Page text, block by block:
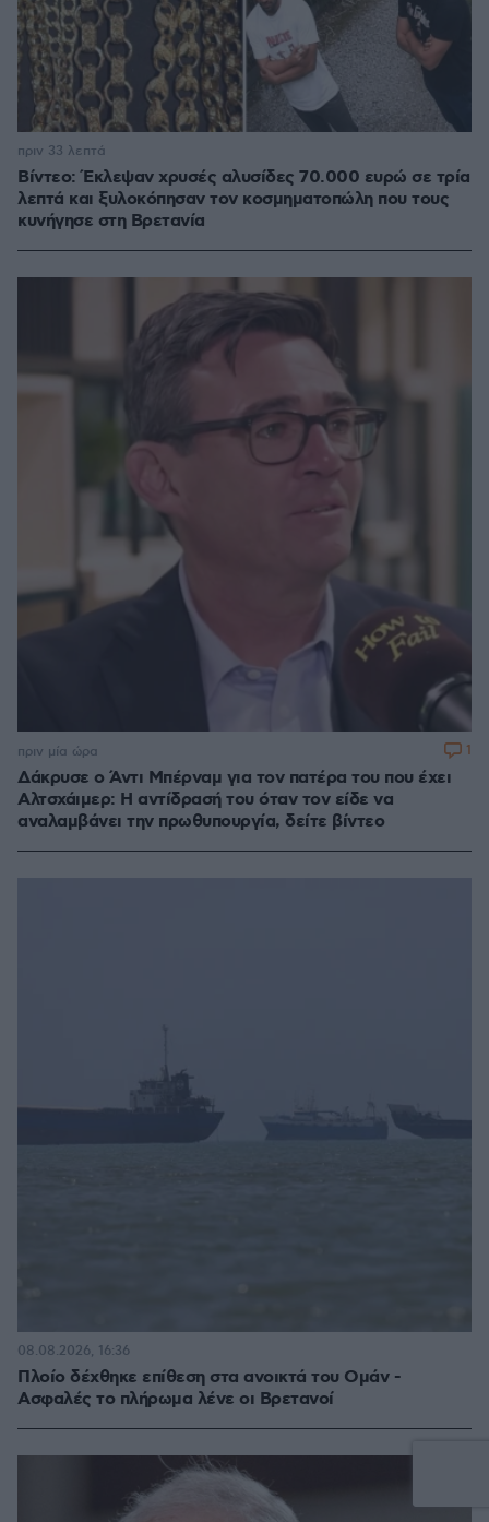
Βίντεο: Έκλεψαν χρυσές αλυσίδες 70.000 ευρώ σε τρία
λεπτά και ξυλοκόπησαν τον κοσμηματοπώλη που τους
κυνήγησε στη Βρετανία
πριν 33 λεπτά
Δάκρυσε ο Άντι Μπέρναμ για τον πατέρα του που έχει
Αλτσχάιμερ: Η αντίδρασή του όταν τον είδε να
αναλαμβάνει την πρωθυπουργία, δείτε βίντεο
πριν μία ώρα 1
Πλοίο δέχθηκε επίθεση στα ανοικτά του Ομάν -
Ασφαλές το πλήρωμα λένε οι Βρετανοί
08.08.2026, 16:36